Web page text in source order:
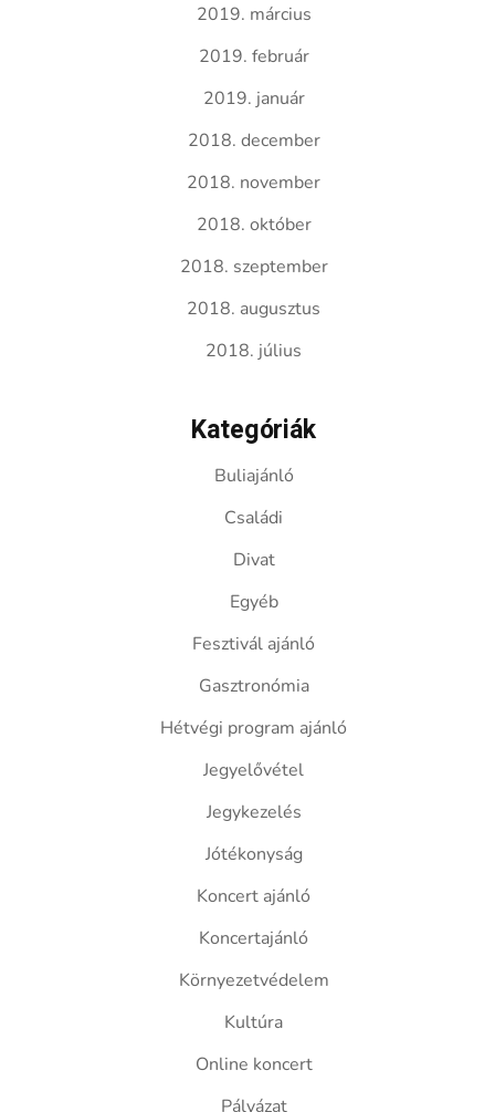
2019. március
2019. február
2019. január
2018. december
2018. november
2018. október
2018. szeptember
2018. augusztus
2018. július
Kategóriák
Buliajánló
Családi
Divat
Egyéb
Fesztivál ajánló
Gasztronómia
Hétvégi program ajánló
Jegyelővétel
Jegykezelés
Jótékonyság
Koncert ajánló
Koncertajánló
Környezetvédelem
Kultúra
Online koncert
Pályázat